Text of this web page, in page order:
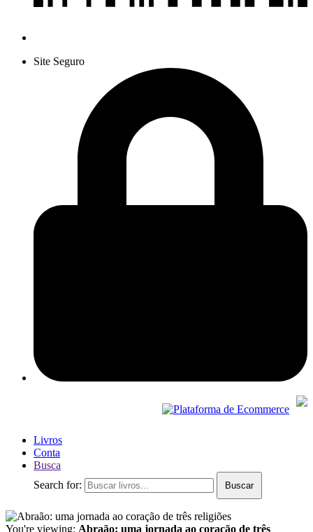
Site Seguro
Livros
Conta
Busca
Search for:
Buscar
You're viewing: Abraão: uma jornada ao coração de três